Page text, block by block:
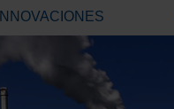
INNOVACIONES